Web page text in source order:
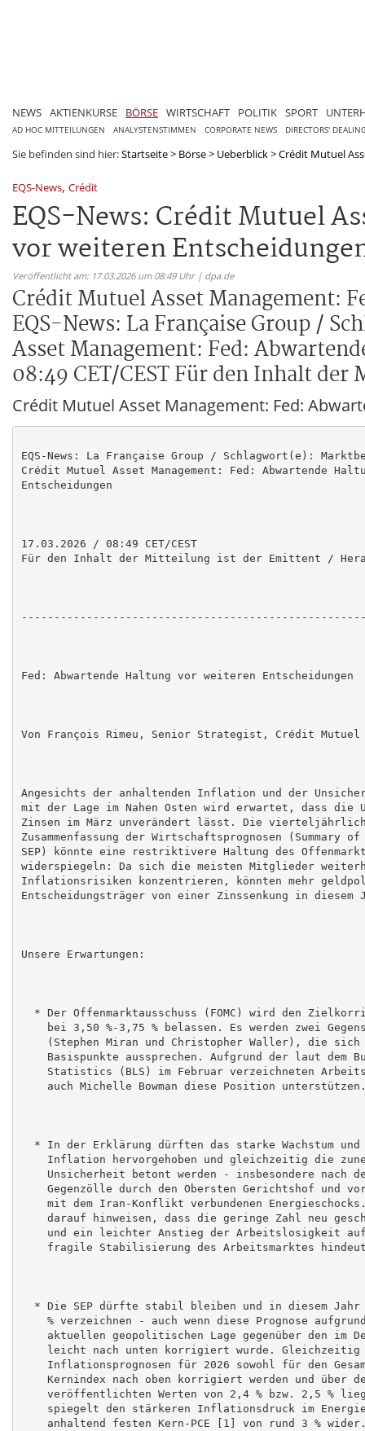
NEWS AKTIENKURSE BÖRSE WIRTSCHAFT POLITIK SPORT
AD HOC MITTEILUNGEN ANALYSTENSTIMMEN CORPORATE NEWS DIRECTORS'
Sie befinden sind hier:Startseite> Börse> Ueberblick>Crédit Mutuel
EQS-News, Crédit
EQS-News: Crédit Mutuel
vor weiteren
Veröffentlicht am: 17.03.2026 um 08:49 Uhr | dpa.de
Crédit Mutuel Asset Management:
EQS-News: La Française Group /
Asset Management: Fed:
08:49 CET/CEST Für den Inhalt
Crédit Mutuel Asset Management: Fed:
EQS-News: La Française Group / Schlagwort(e):
Crédit Mutuel Asset Management: Fed: Abwartende
Entscheidungen
17.03.2026 / 08:49 CET/CEST
Für den Inhalt der Mitteilung ist der Emittent /
Fed: Abwartende Haltung vor weiteren Entscheidungen
Von François Rimeu, Senior Strategist, Crédit Mutuel
Angesichts der anhaltenden Inflation und der
mit der Lage im Nahen Osten wird erwartet, dass die
Zinsen im März unverändert lässt. Die
Zusammenfassung der Wirtschaftsprognosen (Summary
SEP) könnte eine restriktivere Haltung des
widerspiegeln: Da sich die meisten Mitglieder
Inflationsrisiken konzentrieren, könnten mehr
Entscheidungsträger von einer Zinssenkung in diesem
Unsere Erwartungen:
* Der Offenmarktausschuss (FOMC) wird den
bei 3,50 %-3,75 % belassen. Es werden zwei
(Stephen Miran und Christopher Waller), die
Basispunkte aussprechen. Aufgrund der laut dem
Statistics (BLS) im Februar verzeichneten
auch Michelle Bowman diese Position
* In der Erklärung dürften das starke Wachstum und
Inflation hervorgehoben und gleichzeitig die
Unsicherheit betont werden - insbesondere nach
Gegenzölle durch den Obersten Gerichtshof und
mit dem Iran-Konflikt verbundenen
darauf hinweisen, dass die geringe Zahl neu
und ein leichter Anstieg der Arbeitslosigkeit
fragile Stabilisierung des Arbeitsmarktes
* Die SEP dürfte stabil bleiben und in diesem
% verzeichnen - auch wenn diese Prognose
aktuellen geopolitischen Lage gegenüber den im
leicht nach unten korrigiert wurde. Gleichzeitig
Inflationsprognosen für 2026 sowohl für den
Kernindex nach oben korrigiert werden und über
veröffentlichten Werten von 2,4 % bzw. 2,5 %
spiegelt den stärkeren Inflationsdruck im
anhaltend festen Kern-PCE [1] von rund 3 %